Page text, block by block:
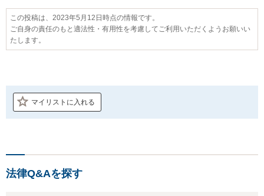
この投稿は、2023年5月12日時点の情報です。
ご自身の責任のもと適法性・有用性を考慮してご利用いただくようお願いい
たします。
マイリストに入れる
法律Q&Aを探す